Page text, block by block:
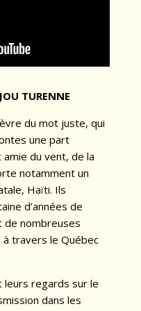
TURENNE
du mot juste, qui
une part
du vent, de la
notamment un
Haïti. Ils
d’années de
de nombreuses
travers le Québec
leurs regards sur le
dans les